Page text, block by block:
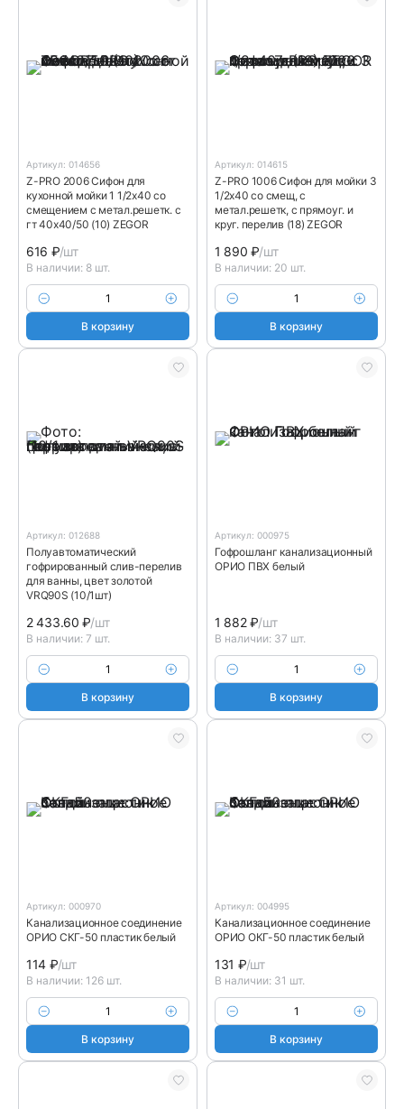
Артикул: 014656
Z-PRO 2006 Сифон для
кухонной мойки 1 1/2х40 со
смещением с метал.решетк. с
гт 40х40/50 (10) ZEGOR
616 ₽/шт
В наличии: 8 шт.
В корзину
Артикул: 014615
Z-PRO 1006 Сифон для мойки 3
1/2х40 со смещ, с
метал.решетк, с прямоуг. и
круг. перелив (18) ZEGOR
1 890₽/шт
В наличии: 20 шт.
В корзину
Артикул: 012688
Полуавтоматический
гофрированный слив-перелив
для ванны, цвет золотой
VRQ90S (10/1шт)
2 433.60₽/шт
В наличии: 7 шт.
В корзину
Артикул: 000975
Гофрошланг канализационный
ОРИО ПВХ белый
1 882₽/шт
В наличии: 37 шт.
В корзину
Артикул: 000970
Канализационное соединение
ОРИО СКГ-50 пластик белый
114 ₽/шт
В наличии: 126 шт.
В корзину
Артикул: 004995
Канализационное соединение
ОРИО ОКГ-50 пластик белый
131 ₽/шт
В наличии: 31 шт.
В корзину